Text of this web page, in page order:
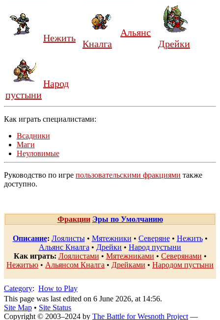
Нежить
Альянс
Кналга
Дрейки
Народ
пустыни
Как играть специалистами:
Всадники
Маги
Неуловимые
Руководство по игре пользовательскими фракциями также
доступно.
Фракции Эры по Умолчанию
Описание: Лоялисты• Мятежники • Северяне• Нежить•
Альянс Кналга • Дрейки • Народ пустыни
Как играть: Лоялистами • Мятежниками • Северянами •
Нежитью • Альянсом Кналга • Дрейками • Народом пустыни
Category: How to Play
This page was last edited on 6 June 2026, at 14:56.
Site Map • Site Status
Copyright © 2003–2024 by The Battle for Wesnoth Project—